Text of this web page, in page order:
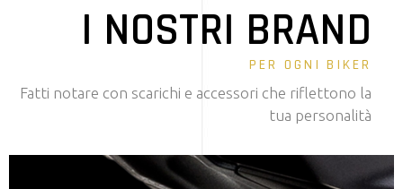
I NOSTRI BRAND
PER OGNI BIKER
Fatti notare con scarichi e accessori che riflettono la
tua personalità